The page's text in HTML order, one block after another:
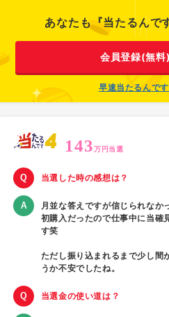
あなたも『当たるんで
会員登録(無料
早速当たるんで
143万円当選
当選した時の感想は？
月並な答えですが信じられなか
初購入だったので仕事中に当確
す笑
ただし振り込まれるまで少し間
うか不安でしたね。
当選金の使い道は？